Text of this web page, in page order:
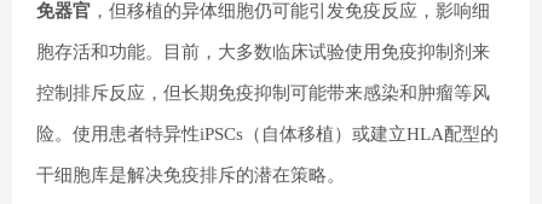
免器官 ，但移植的异体细胞仍可能引发免疫反应，影响细
胞存活和功能。目前，大多数临床试验使用免疫抑制剂来
控制排斥反应，但长期免疫抑制可能带来感染和肿瘤等风
险。使用患者特异性iPSCs（自体移植）或建立HLA配型的
干细胞库是解决免疫排斥的潜在策略。